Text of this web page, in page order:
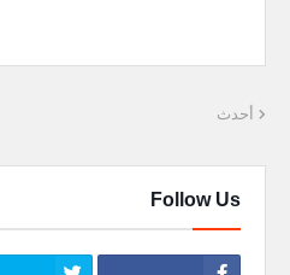
أحدث
Follow Us